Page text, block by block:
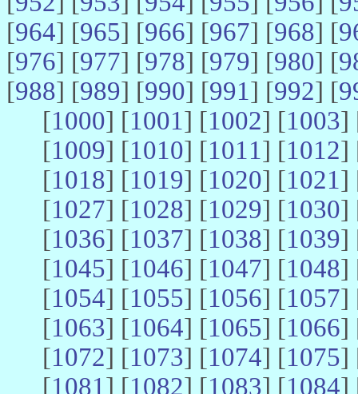
[964] [965] [966] [967] [968] [
[976] [977] [978] [979] [980] [
[988] [989] [990] [991] [992] [
[1000] [1001] [1002] [1003]
[1009] [1010] [1011] [1012]
[1018] [1019] [1020] [1021]
[1027] [1028] [1029] [1030]
[1036] [1037] [1038] [1039]
[1045] [1046] [1047] [1048]
[1054] [1055] [1056] [1057]
[1063] [1064] [1065] [1066]
[1072] [1073] [1074] [1075]
[1081] [1082] [1083] [1084]